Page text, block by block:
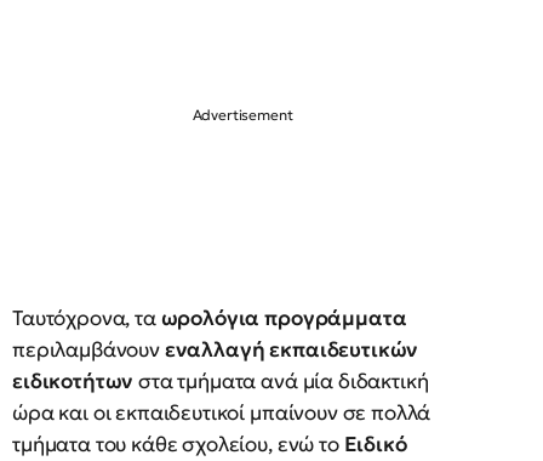
Ταυτόχρονα, ταωρολόγια προγράμματα
περιλαμβάνουνεναλλαγή εκπαιδευτικών
ειδικοτήτωνστα τμήματα ανά μία διδακτική
ώρα και οι εκπαιδευτικοί μπαίνουν σε πολλά
τμήματα του κάθε σχολείου, ενώ το Ειδικό